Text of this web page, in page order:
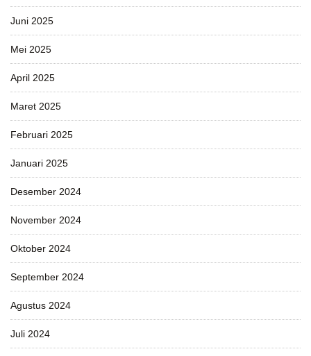
Juni 2025
Mei 2025
April 2025
Maret 2025
Februari 2025
Januari 2025
Desember 2024
November 2024
Oktober 2024
September 2024
Agustus 2024
Juli 2024